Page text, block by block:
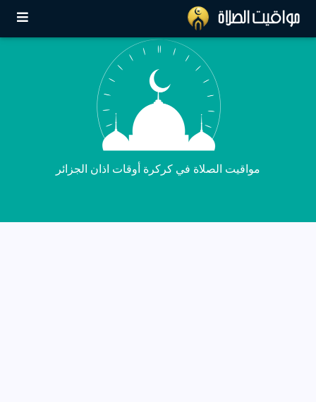
مواقيت الصلاة في كركرة أوقات اذان الجزائر